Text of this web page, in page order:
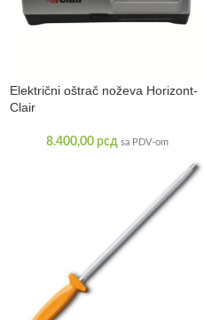
Električni oštrač noževa Horizont-
Clair
8.400,00 рсд sa PDV-om